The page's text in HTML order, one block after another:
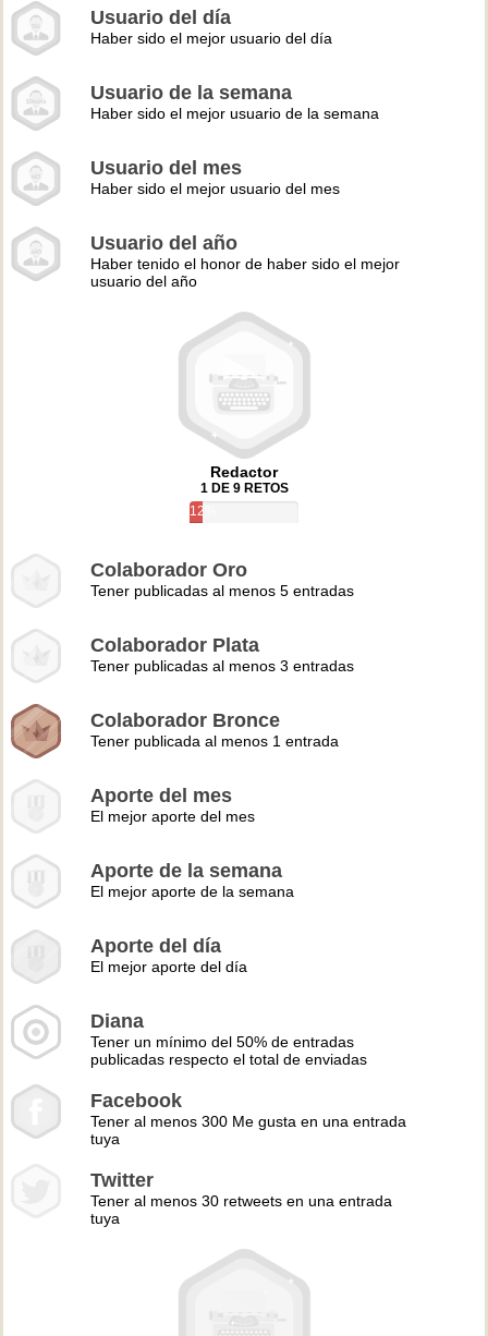
Usuario del día
Haber sido el mejor usuario del día
Usuario de la semana
Haber sido el mejor usuario de la semana
Usuario del mes
Haber sido el mejor usuario del mes
Usuario del año
Haber tenido el honor de haber sido el mejor
usuario del año
Redactor
1 DE 9 RETOS
12%
Colaborador Oro
Tener publicadas al menos 5 entradas
Colaborador Plata
Tener publicadas al menos 3 entradas
Colaborador Bronce
Tener publicada al menos 1 entrada
Aporte del mes
El mejor aporte del mes
Aporte de la semana
El mejor aporte de la semana
Aporte del día
El mejor aporte del día
Diana
Tener un mínimo del 50% de entradas
publicadas respecto el total de enviadas
Facebook
Tener al menos 300 Me gusta en una entrada
tuya
Twitter
Tener al menos 30 retweets en una entrada
tuya